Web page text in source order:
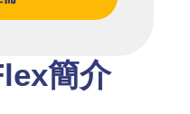
簡介